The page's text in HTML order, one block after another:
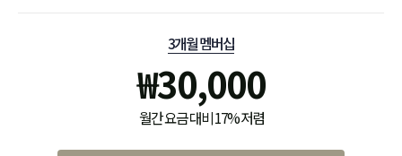
3개월 멤버십
₩30,000
월간 요금 대비 17% 저렴